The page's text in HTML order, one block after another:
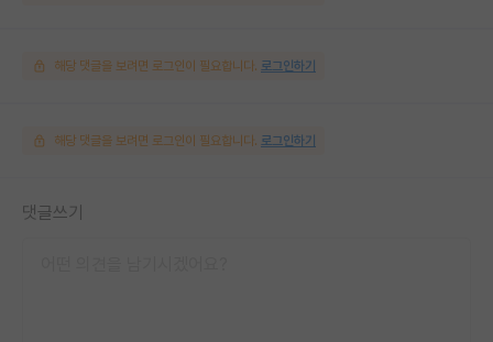
해당 댓글을 보려면 로그인이 필요합니다. 로그인하기
해당 댓글을 보려면 로그인이 필요합니다. 로그인하기
댓글쓰기